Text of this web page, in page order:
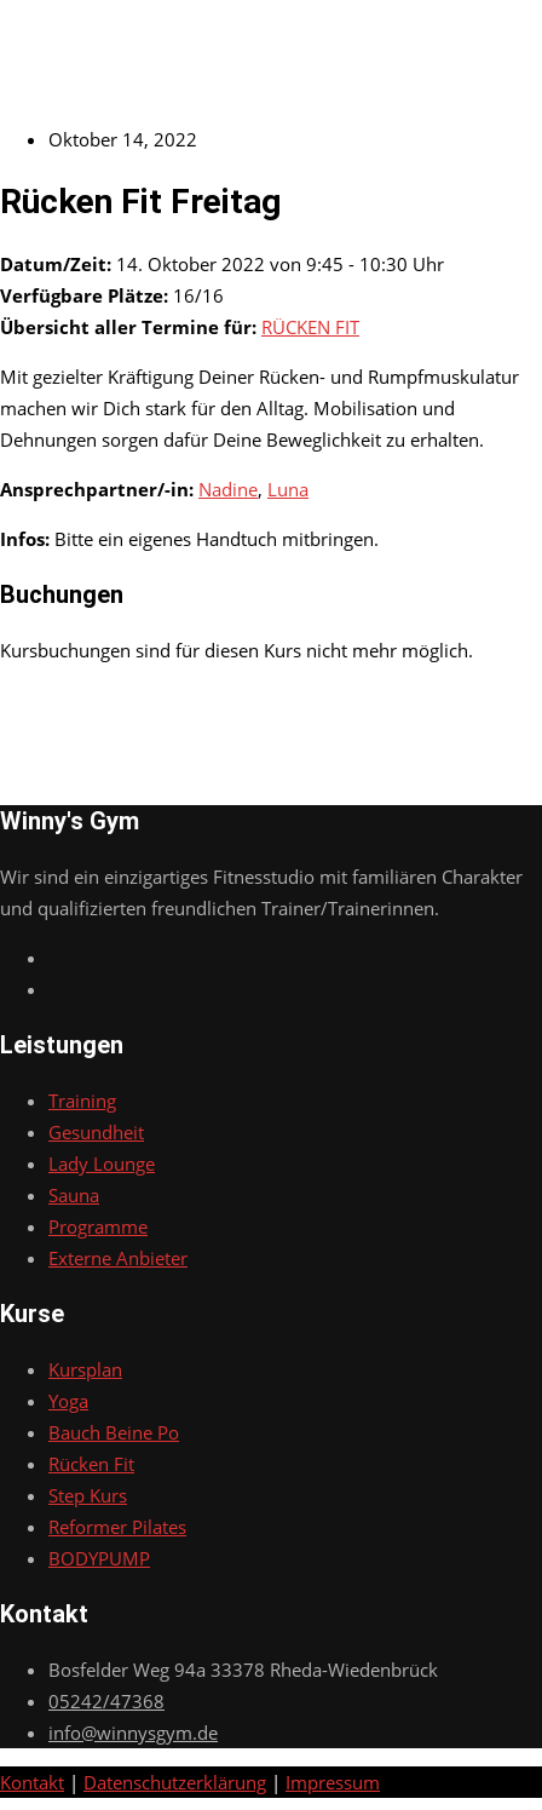
Oktober 14, 2022
Rücken Fit Freitag
Datum/Zeit: 14. Oktober 2022 von 9:45 - 10:30 Uhr
Verfügbare Plätze: 16/16
Übersicht aller Termine für: RÜCKEN FIT
Mit gezielter Kräftigung Deiner Rücken- und Rumpfmuskulatur
machen wir Dich stark für den Alltag. Mobilisation und
Dehnungen sorgen dafür Deine Beweglichkeit zu erhalten.
Ansprechpartner/-in: Nadine, Luna
Infos: Bitte ein eigenes Handtuch mitbringen.
Buchungen
Kursbuchungen sind für diesen Kurs nicht mehr möglich.
Winny's Gym
Wir sind ein einzigartiges Fitnesstudio mit familiären Charakter
und qualifizierten freundlichen Trainer/Trainerinnen.
Leistungen
Training
Gesundheit
Lady Lounge
Sauna
Programme
Externe Anbieter
Kurse
Kursplan
Yoga
Bauch Beine Po
Rücken Fit
Step Kurs
Reformer Pilates
BODYPUMP
Kontakt
Bosfelder Weg 94a 33378 Rheda-Wiedenbrück
05242/47368
info@winnysgym.de
Kontakt | Datenschutzerklärung | Impressum